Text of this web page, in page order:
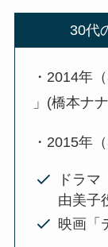
30代
・2014年
」(橋本ナ
・2015年
ドラ
由美子
映画「